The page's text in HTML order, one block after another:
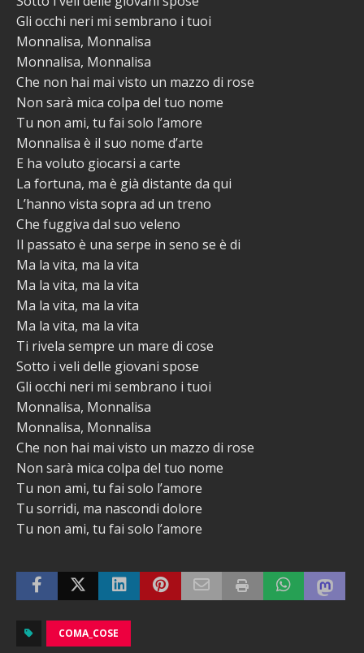
Gli occhi neri mi sembrano i tuoi
Monnalisa, Monnalisa
Monnalisa, Monnalisa
Che non hai mai visto un mazzo di rose
Non sarà mica colpa del tuo nome
Tu non ami, tu fai solo l’amore
Monnalisa è il suo nome d’arte
E ha voluto giocarsi a carte
La fortuna, ma è già distante da qui
L’hanno vista sopra ad un treno
Che fuggiva dal suo veleno
Il passato è una serpe in seno se è di
Ma la vita, ma la vita
Ma la vita, ma la vita
Ma la vita, ma la vita
Ma la vita, ma la vita
Ti rivela sempre un mare di cose
Sotto i veli delle giovani spose
Gli occhi neri mi sembrano i tuoi
Monnalisa, Monnalisa
Monnalisa, Monnalisa
Che non hai mai visto un mazzo di rose
Non sarà mica colpa del tuo nome
Tu non ami, tu fai solo l’amore
Tu sorridi, ma nascondi dolore
Tu non ami, tu fai solo l’amore
COMA_COSE